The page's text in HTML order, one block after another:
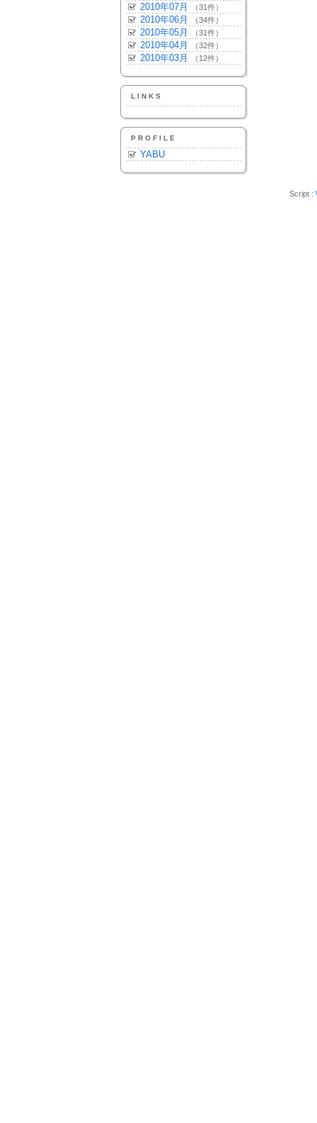
2010年07月 （31件）
2010年06月 （34件）
2010年05月 （31件）
2010年04月 （32件）
2010年03月 （12件）
LINKS
PROFILE
YABU
Script :